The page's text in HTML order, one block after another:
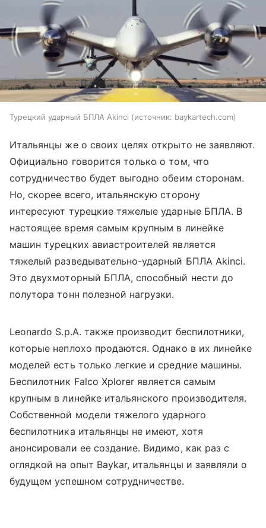
Турецкий ударный БПЛА Akinci источник: baykartech.com
Итальянцы же о своих целях открыто не заявляют.
Официально говорится только о том, что
сотрудничество будет выгодно обеим сторонам.
Но, скорее всего, итальянскую сторону
интересуют турецкие тяжелые ударные БПЛА. В
настоящее время самым крупным в линейке
машин турецких авиастроителей является
тяжелый разведывательно-ударный БПЛА Akinci.
Это двухмоторный БПЛА, способный нести до
полутора тонн полезной нагрузки.
Leonardo S.p.A. также производит беспилотники,
которые неплохо продаются. Однако в их линейке
моделей есть только легкие и средние машины.
Беспилотник Falco Xplorer является самым
крупным в линейке итальянского производителя.
Собственной модели тяжелого ударного
беспилотника итальянцы не имеют, хотя
анонсировали ее создание. Видимо, как раз с
оглядкой на опыт Baykar, итальянцы и заявляли о
будущем успешном сотрудничестве.